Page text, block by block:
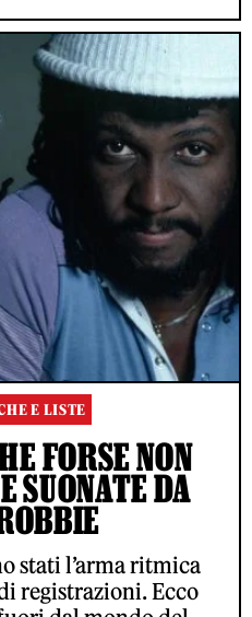
E LISTE
FORSE NON
SUONATE DA
stati l’arma ritmica
registrazioni. Ecco